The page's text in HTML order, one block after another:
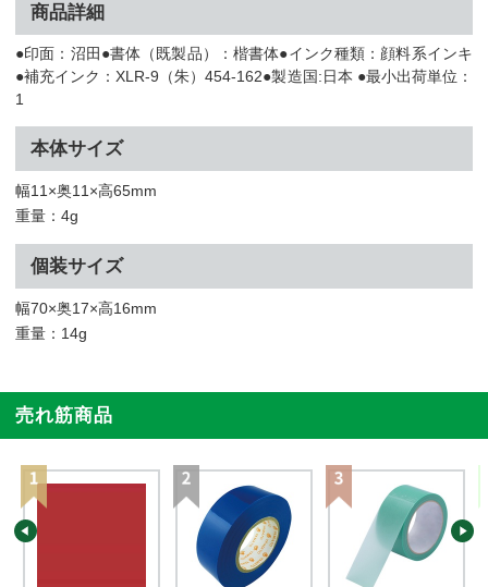
商品詳細
●印面：沼田●書体（既製品）：楷書体●インク種類：顔料系インキ
●補充インク：XLR-9（朱）454-162●製造国:日本 ●最小出荷単位：
1
本体サイズ
幅11×奥11×高65mm
重量：4g
個装サイズ
幅70×奥17×高16mm
重量：14g
売れ筋商品